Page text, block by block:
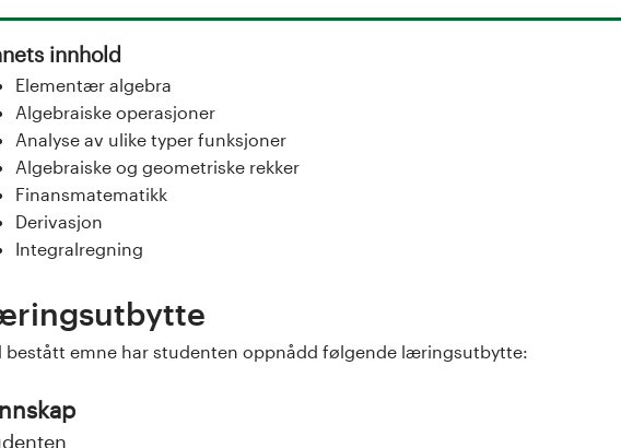
innhold
Elementær algebra
Algebraiske operasjoner
Analyse av ulike typer funksjoner
Algebraiske og geometriske rekker
Finansmatematikk
Derivasjon
Integralregning
bestått emne har studenten oppnådd følgende læringsutbytte: